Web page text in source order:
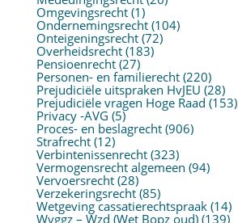
Omgevingsrecht(1)
Ondernemingsrecht(104)
Onteigeningsrecht(72)
Overheidsrecht(183)
Pensioenrecht(27)
Personen- en familierecht(220)
Prejudiciële uitspraken HvJEU (28)
Prejudiciële vragen Hoge Raad (153)
Privacy -AVG (5)
Proces- en beslagrecht(906)
Strafrecht(12)
Verbintenissenrecht(323)
Vermogensrecht algemeen (94)
Vervoersrecht(28)
Verzekeringsrecht(85)
Wetgeving cassatierechtspraak(14)
Wvggz – Wzd (Wet Bopz oud)(139)